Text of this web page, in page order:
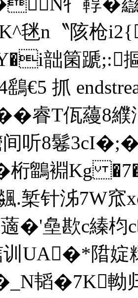
毩n〝陔枪
韷箘蹏;:
€5 抓
睿T佤蘰8
听8鬈
桁鶹裫Kg
针泲7W窊
�'皨歁c
UA�*陹婝
韬�7K軪